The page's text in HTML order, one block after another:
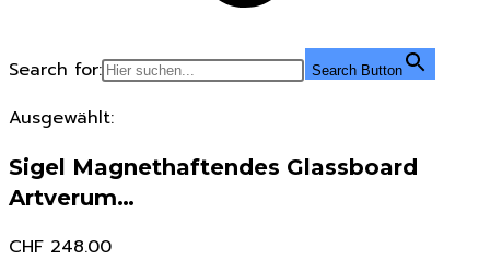
Search for: Search Button
Ausgewählt:
Sigel Magnethaftendes Glassboard
Artverum…
CHF 248.00